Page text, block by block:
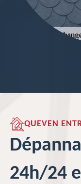
QUEVEN
24h/24